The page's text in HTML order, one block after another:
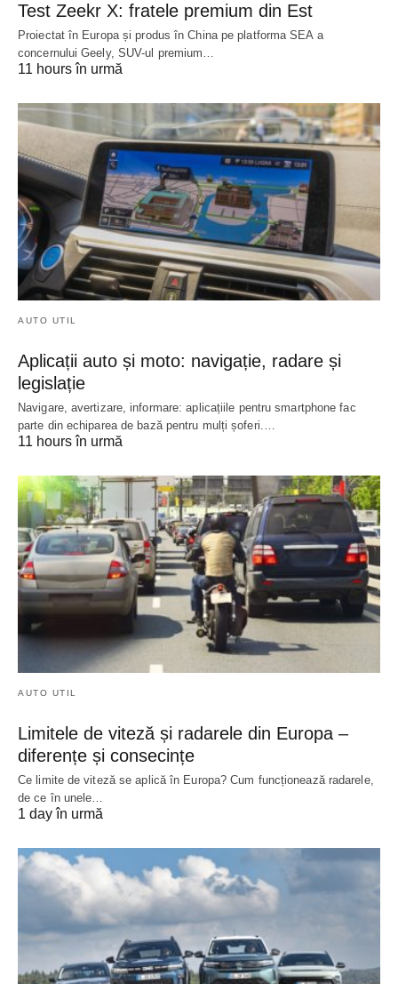
Test Zeekr X: fratele premium din Est
Proiectat în Europa și produs în China pe platforma SEA a
concernului Geely, SUV-ul premium…
11 hours în urmă
AUTO UTIL
Aplicații auto și moto: navigație, radare și
legislație
Navigare, avertizare, informare: aplicațiile pentru smartphone fac
parte din echiparea de bază pentru mulți șoferi.…
11 hours în urmă
AUTO UTIL
Limitele de viteză și radarele din Europa –
diferențe și consecințe
Ce limite de viteză se aplică în Europa? Cum funcționează radarele,
de ce în unele…
1 day în urmă